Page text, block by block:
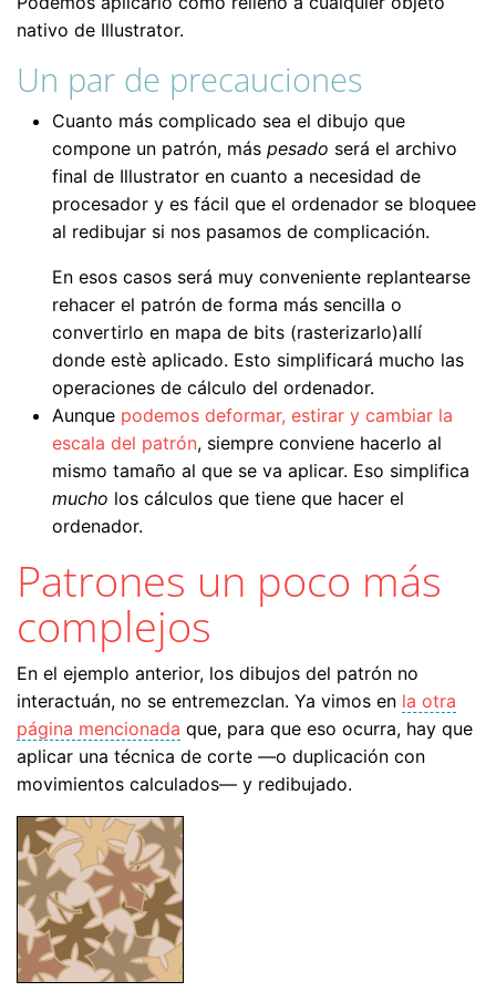
nativo de Illustrator.
Un par de precauciones
Cuanto más complicado sea el dibujo que
compone un patrón, más pesado será el archivo
final de Illustrator en cuanto a necesidad de
procesador y es fácil que el ordenador se bloquee
al redibujar si nos pasamos de complicación.
En esos casos será muy conveniente replantearse
rehacer el patrón de forma más sencilla o
convertirlo en mapa de bits (rasterizarlo)allí
donde estè aplicado. Esto simplificará mucho las
operaciones de cálculo del ordenador.
Aunque podemos deformar, estirar y cambiar la
escala del patrón, siempre conviene hacerlo al
mismo tamaño al que se va aplicar. Eso simplifica
mucho los cálculos que tiene que hacer el
ordenador.
Patrones un poco más
complejos
En el ejemplo anterior, los dibujos del patrón no
interactuán, no se entremezclan. Ya vimos en la otra
página mencionada que, para que eso ocurra, hay que
aplicar una técnica de corte —o duplicación con
movimientos calculados— y redibujado.